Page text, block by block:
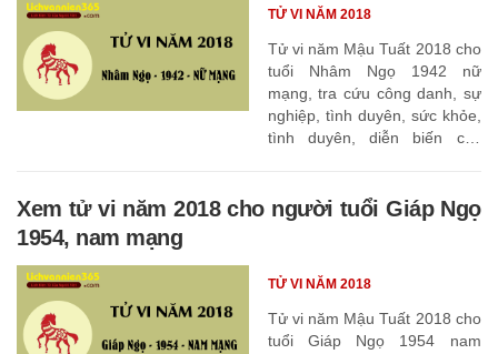
Tử vi năm Mậu Tuất 2018 cho
tuổi Nhâm Ngọ 1942 nữ
mạng, tra cứu công danh, sự
nghiệp, tình duyên, sức khỏe,
tình duyên, diễn biến các
TỬ VI NĂM 2018
Xem tử vi năm 2018 cho người tuổi Giáp Ngọ
1954, nam mạng
Tử vi năm Mậu Tuất 2018 cho
tuổi Giáp Ngọ 1954 nam
TỬ VI NĂM 2018